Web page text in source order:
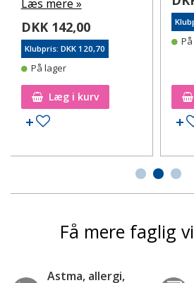
Læs mere »
DKK 142,00
Klubpris: DKK 120,70
På lager
Læg i kurv
Tilføj til ønskeseddel
Få mere faglig
Astma, allergi,